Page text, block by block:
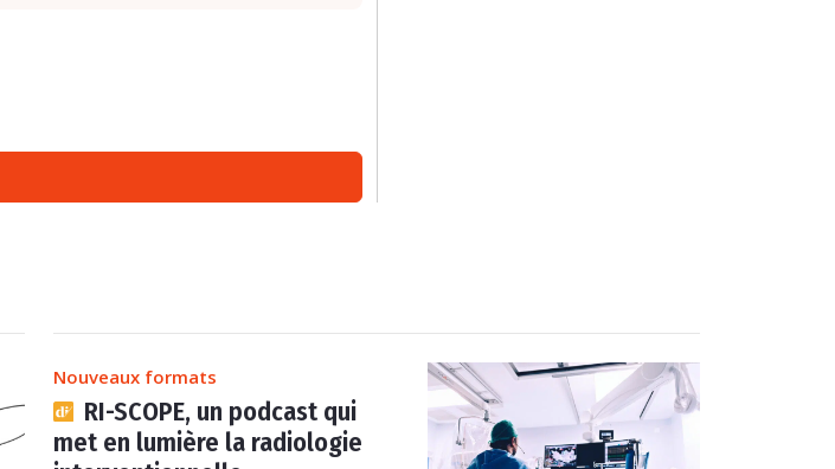
Nouveaux formats
RI-SCOPE, un podcast qui
met en lumière la radiologie